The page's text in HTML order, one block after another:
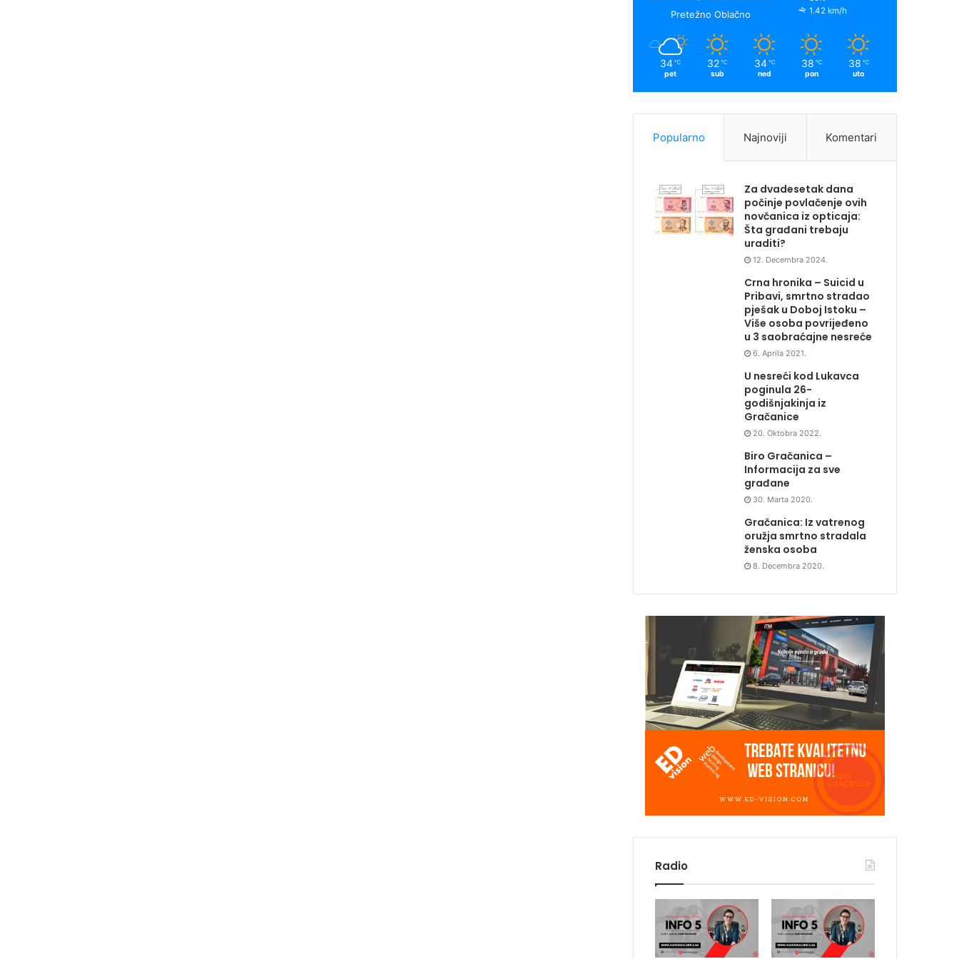
Pretežno Oblačno
1.42 km/h
34 ℃
pet
32 ℃
sub
34 ℃
ned
38 ℃
pon
38 ℃
uto
Popularno Najnoviji Komentari
Za dvadesetak dana
počinje povlačenje ovih
novčanica iz opticaja:
Šta građani trebaju
uraditi?
12. Decembra 2024.
Crna hronika – Suicid u
Pribavi, smrtno stradao
pješak u Doboj Istoku –
Više osoba povrijeđeno
u 3 saobraćajne nesreće
6. Aprila 2021.
U nesreći kod Lukavca
poginula 26-
godišnjakinja iz
Gračanice
20. Oktobra 2022.
Biro Gračanica –
Informacija za sve
građane
30. Marta 2020.
Gračanica: Iz vatrenog
oružja smrtno stradala
ženska osoba
8. Decembra 2020.
Radio